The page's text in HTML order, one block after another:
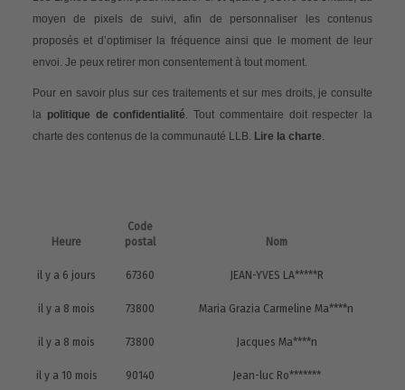
moyen de pixels de suivi, afin de personnaliser les contenus
proposés et d’optimiser la fréquence ainsi que le moment de leur
envoi. Je peux retirer mon consentement à tout moment.
Pour en savoir plus sur ces traitements et sur mes droits, je consulte
la politique de confidentialité. Tout commentaire doit respecter la
charte des contenus de la communauté LLB. Lire la charte.
Heure
Code
postal
Nom
il y a 6 jours 67360 JEAN-YVES LA*****R
il y a 8 mois 73800 Maria Grazia Carmeline Ma****n
il y a 8 mois 73800 Jacques Ma****n
il y a 10 mois 90140 Jean-luc Ro*******